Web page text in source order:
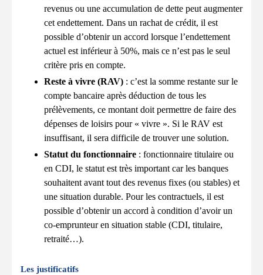
revenus ou une accumulation de dette peut augmenter
cet endettement. Dans un rachat de crédit, il est
possible d’obtenir un accord lorsque l’endettement
actuel est inférieur à 50%, mais ce n’est pas le seul
critère pris en compte.
Reste à vivre (RAV) : c’est la somme restante sur le
compte bancaire après déduction de tous les
prélèvements, ce montant doit permettre de faire des
dépenses de loisirs pour « vivre ». Si le RAV est
insuffisant, il sera difficile de trouver une solution.
Statut du fonctionnaire : fonctionnaire titulaire ou
en CDI, le statut est très important car les banques
souhaitent avant tout des revenus fixes (ou stables) et
une situation durable. Pour les contractuels, il est
possible d’obtenir un accord à condition d’avoir un
co-emprunteur en situation stable (CDI, titulaire,
retraité…).
Les justificatifs